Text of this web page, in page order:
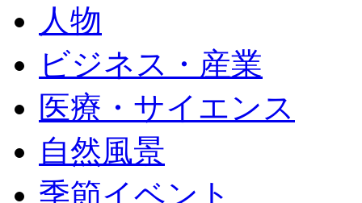
人物
ビジネス・産業
医療・サイエンス
自然風景
季節イベント